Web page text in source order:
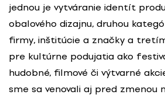
jednou je vytváranie identít
obalového dizajnu, druhou
firmy, inštitúcie a značky a
pre kultúrne podujatia ako
hudobné, filmové či výtvarné
sme sa venovali aj pred zmenou